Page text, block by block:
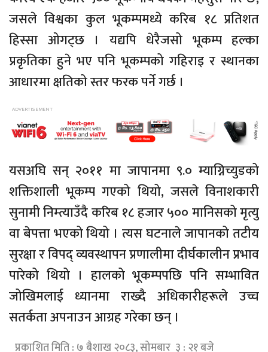
जसले विश्वका कुल भूकम्पमध्ये करिब १८ प्रतिशत
हिस्सा ओगट्छ । यद्यपि धेरैजसो भूकम्प हल्का
प्रकृतिका हुने भए पनि भूकम्पको गहिराइ र स्थानका
आधारमा क्षतिको स्तर फरक पर्ने गर्छ ।
यसअघि सन् २०११ मा जापानमा ९.० म्याग्निच्युडको
शक्तिशाली भूकम्प गएको थियो, जसले विनाशकारी
सुनामी निम्त्याउँदै करिब १८ हजार ५०० मानिसको मृत्यु
वा बेपत्ता भएको थियो । त्यस घटनाले जापानको तटीय
सुरक्षा र विपद् व्यवस्थापन प्रणालीमा दीर्घकालीन प्रभाव
पारेको थियो । हालको भूकम्पपछि पनि सम्भावित
जोखिमलाई ध्यानमा राख्दै अधिकारीहरूले उच्च
सतर्कता अपनाउन आग्रह गरेका छन् ।
प्रकाशित मिति : ७ बैशाख २०८३, सोमबार ३ : २१ बजे